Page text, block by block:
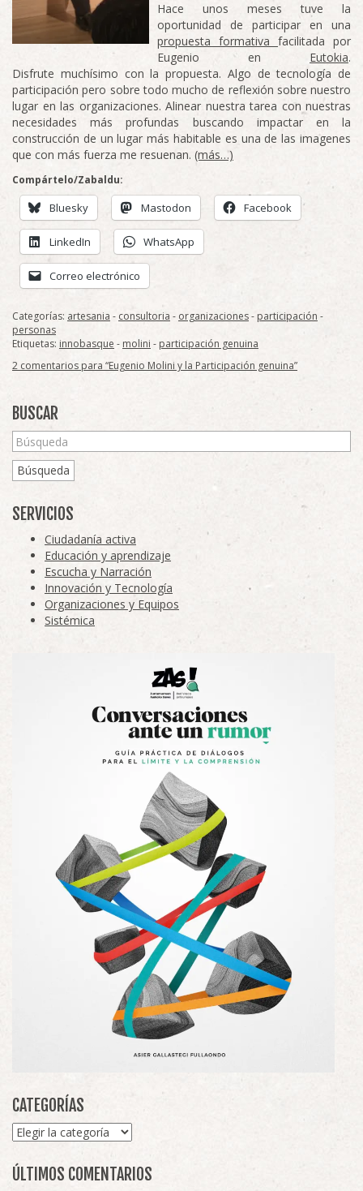
Hace unos meses tuve la
oportunidad de participar en una
propuesta formativa facilitada por
Eugenio en Eutokia.
Disfrute muchísimo con la propuesta. Algo de tecnología de
participación pero sobre todo mucho de reflexión sobre nuestro
lugar en las organizaciones. Alinear nuestra tarea con nuestras
necesidades más profundas buscando impactar en la
construcción de un lugar más habitable es una de las imagenes
que con más fuerza me resuenan. (más…)
Compártelo/Zabaldu:
Bluesky Mastodon Facebook
LinkedIn WhatsApp
Correo electrónico
Categorías: artesania - consultoria - organizaciones- participación -
personas
Etiquetas: innobasque - molini - participación genuina
2 comentarios para “Eugenio Molini y la Participación genuina”
BUSCAR
Búsqueda
SERVICIOS
Ciudadanía activa
Educación y aprendizaje
Escucha y Narración
Innovación y Tecnología
Organizaciones y Equipos
Sistémica
CATEGORÍAS
Categorías
ÚLTIMOS COMENTARIOS